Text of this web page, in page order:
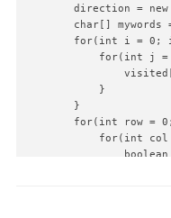
direction =
char[] mywords
for(int i = 0;
for(int j
            }
        }
for(int row =
for(int